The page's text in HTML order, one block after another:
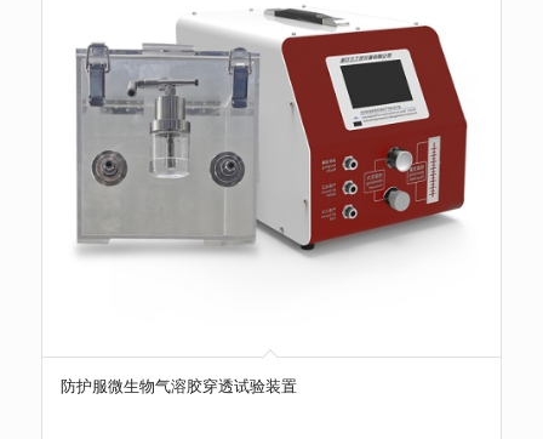
防护服微生物气溶胶穿透试验装置